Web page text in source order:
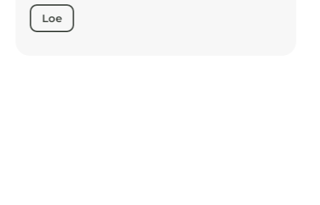
“Piemērots zīdaiņiem, bērniem un
pieaugušajiem.”